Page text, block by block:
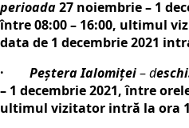
perioada27 noiembrie – 1
între 08:00 – 16:00, ultimul
data de 1 decembrie 2021
· Peştera Ialomiţei–d
– 1 decembrie 2021, între
ultimul vizitator intră la ora